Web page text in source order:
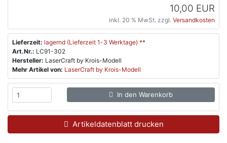
10,00 EUR
inkl. 20 % MwSt. zzgl. Versandkosten
Lieferzeit: lagernd (Lieferzeit 1-3 Werktage) **
Art.Nr.: LC91-302
Hersteller: LaserCraft by Krois-Modell
Mehr Artikel von: LaserCraft by Krois-Modell
In den Warenkorb
Artikeldatenblatt drucken